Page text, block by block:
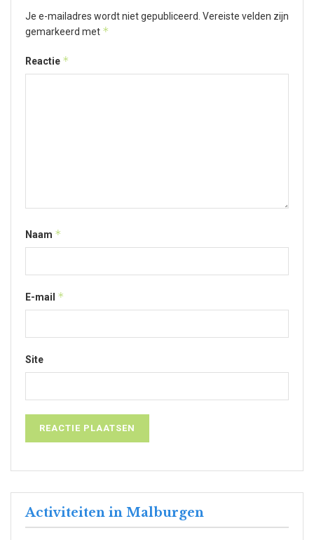
Je e-mailadres wordt niet gepubliceerd. Vereiste velden zijn
gemarkeerd met *
Reactie *
Naam *
E-mail *
Site
Activiteiten in Malburgen